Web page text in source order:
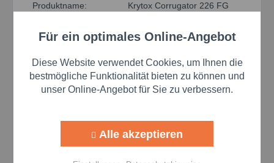
Produktname: Krytox Corrugator 226 FG
Unterkategorie
Fluoriertes Fett für hohe
Lasten und hohe
Lebensmittelfreigabe NSF-H1
Funktionale Aktiv
Marketing Aktiv
Personalisierung Aktiv
Für ein optimales Online-Angebot
Diese Website verwendet Cookies, um Ihnen die
bestmögliche Funktionalität bieten zu können und
unser Online-Angebot für Sie zu verbessern.
Alle akzeptieren